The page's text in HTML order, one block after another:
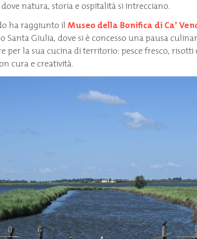
natura, storia e ospitalità si intrecciano.
ha raggiunto il Museo della Bonifica di Ca’
Santa Giulia, dove si è concesso una pausa
per la sua cucina di territorio: pesce fresco,
cura e creatività.